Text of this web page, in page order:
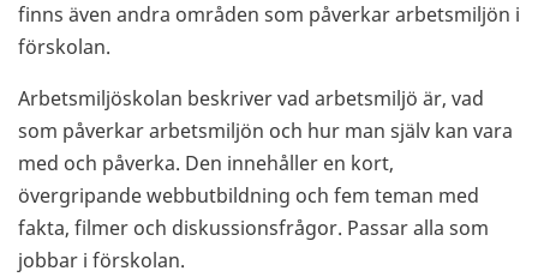
finns även andra områden som påverkar arbetsmiljön i
förskolan.
Arbetsmiljöskolan beskriver vad arbetsmiljö är, vad
som påverkar arbetsmiljön och hur man själv kan vara
med och påverka. Den innehåller en kort,
övergripande webbutbildning och fem teman med
fakta, filmer och diskussionsfrågor. Passar alla som
jobbar i förskolan.